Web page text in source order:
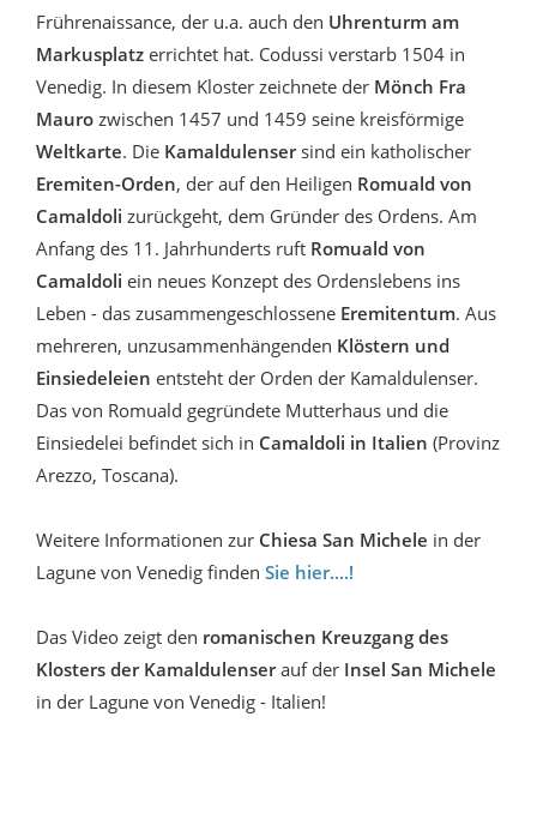
Frührenaissance, der u.a. auch den Uhrenturm am
Markusplatz errichtet hat. Codussi verstarb 1504 in
Venedig. In diesem Kloster zeichnete der Mönch Fra
Mauro zwischen 1457 und 1459 seine kreisförmige
Weltkarte. Die Kamaldulensersind ein katholischer
Eremiten-Orden, der auf den Heiligen Romuald von
Camaldoli zurückgeht, dem Gründer des Ordens. Am
Anfang des 11. Jahrhunderts ruft Romuald von
Camaldoli ein neues Konzept des Ordenslebens ins
Leben - das zusammengeschlossene Eremitentum. Aus
mehreren, unzusammenhängenden Klöstern und
Einsiedeleien entsteht der Orden der Kamaldulenser.
Das von Romuald gegründete Mutterhaus und die
Einsiedelei befindet sich in Camaldoli in Italien (Provinz
Arezzo, Toscana).
Weitere Informationen zur Chiesa San Michele in der
Lagune von Venedig finden Sie hier....!
Das Video zeigt den romanischen Kreuzgang des
Klosters der Kamaldulenserauf der Insel San Michele
in der Lagune von Venedig - Italien!